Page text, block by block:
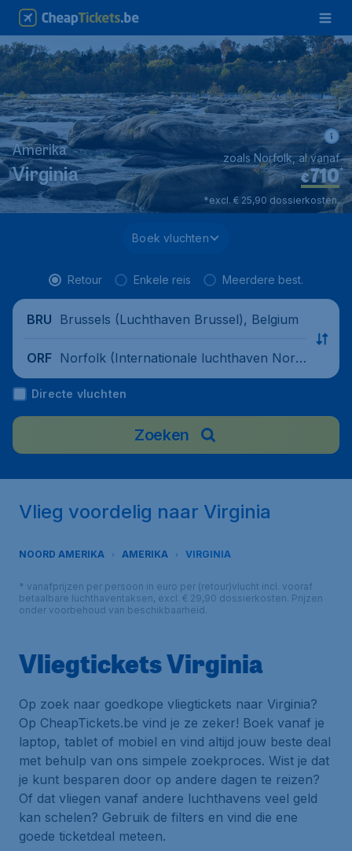
Amerika
Virginia €710*
zoals Norfolk, al vanaf
*excl. € 25,90 dossierkosten.
Boek vluchten
Retour Enkele reis Meerdere best.
BRU Brussels (Luchthaven Brussel), Belgium
ORF Norfolk (Internationale luchthaven Norf
olk), United States
Directe vluchten
Zoeken
Vlieg voordelig naar Virginia
NOORD AMERIKA AMERIKA VIRGINIA
* vanafprijzen per persoon in euro per (retour)vlucht incl. vooraf
betaalbare luchthaventaksen, excl. € 29,90 dossierkosten. Prijzen
onder voorbehoud van beschikbaarheid.
Vliegtickets Virginia
Op zoek naar goedkope vliegtickets naar Virginia?
Op CheapTickets.be vind je ze zeker! Boek vanaf je
laptop, tablet of mobiel en vind altijd jouw beste deal
met behulp van ons simpele zoekproces. Wist je dat
je kunt besparen door op andere dagen te reizen?
Of dat vliegen vanaf andere luchthavens veel geld
kan schelen? Gebruik de filters en vind die ene
goede ticketdeal meteen.